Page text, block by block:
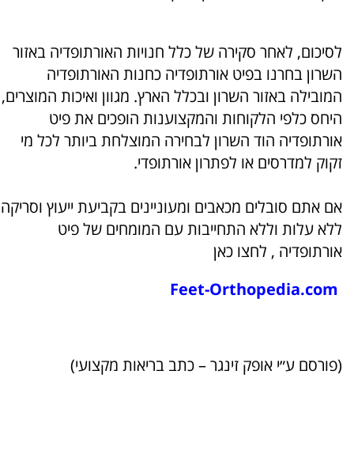
לסיכום, לאחר סקירה של כלל חנויות האורתופדיה באזור
השרון בחרנו בפיט אורתופדיה כחנות האורתופדיה
המובילה באזור השרון ובכלל הארץ. מגוון ואיכות המוצרים,
היחס כלפי הלקוחות והמקצוענות הופכים את פיט
אורתופדיה הוד השרון לבחירה המוצלחת ביותר לכל מי
זקוק למדרסים או לפתרון אורתופדי.
אם אתם סובלים מכאבים ומעוניינים בקביעת ייעוץ וסריקה
ללאעלות וללא התחייבותעם המומחים שלפיט
אורתופדיה , לחצו כאן
Feet-Orthopedia.com
(פורסם ע״י אופק זינגר – כתב בריאות מקצועי)